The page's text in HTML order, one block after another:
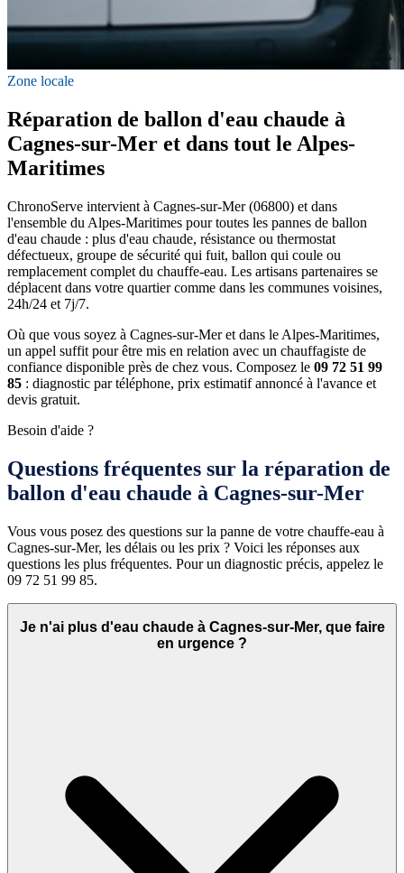
Zone locale
Réparation de ballon d'eau chaude à
Cagnes-sur-Mer et dans tout le Alpes-
Maritimes
ChronoServe intervient à Cagnes-sur-Mer (06800) et dans
l'ensemble du Alpes-Maritimes pour toutes les pannes de ballon
d'eau chaude : plus d'eau chaude, résistance ou thermostat
défectueux, groupe de sécurité qui fuit, ballon qui coule ou
remplacement complet du chauffe-eau. Les artisans partenaires se
déplacent dans votre quartier comme dans les communes voisines,
24h/24 et 7j/7.
Où que vous soyez à Cagnes-sur-Mer et dans le Alpes-Maritimes,
un appel suffit pour être mis en relation avec un chauffagiste de
confiance disponible près de chez vous. Composez le 09 72 51 99
85 : diagnostic par téléphone, prix estimatif annoncé à l'avance et
devis gratuit.
Besoin d'aide ?
Questions fréquentes sur la réparation de
ballon d'eau chaude à Cagnes-sur-Mer
Vous vous posez des questions sur la panne de votre chauffe-eau à
Cagnes-sur-Mer, les délais ou les prix ? Voici les réponses aux
questions les plus fréquentes. Pour un diagnostic précis, appelez le
09 72 51 99 85.
Je n'ai plus d'eau chaude à Cagnes-sur-Mer, que faire
en urgence ?